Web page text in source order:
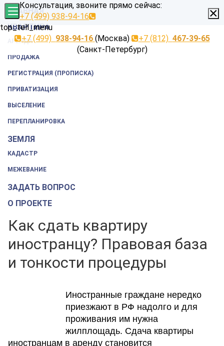
×
ГЛАВНАЯ
КВАРТИРА
АРЕНДА
ПРОДАЖА
РЕГИСТРАЦИЯ (ПРОПИСКА)
ПРИВАТИЗАЦИЯ
ВЫСЕЛЕНИЕ
ПЕРЕПЛАНИРОВКА
ЗЕМЛЯ
КАДАСТР
МЕЖЕВАНИЕ
ЗАДАТЬ ВОПРОС
О ПРОЕКТЕ
Консультация, звоните прямо сейчас:
+7 (499) 938-94-16
top_tell_menu
+7 (499) 938-94-16 (Москва) +7 (812) 467-39-65
(Санкт-Петербург)
Как сдать квартиру
иностранцу? Правовая база
и тонкости процедуры
Иностранные граждане нередко
приезжают в РФ надолго и для
проживания им нужна
жилплощадь. Сдача квартиры
иностранцам в аренду становится